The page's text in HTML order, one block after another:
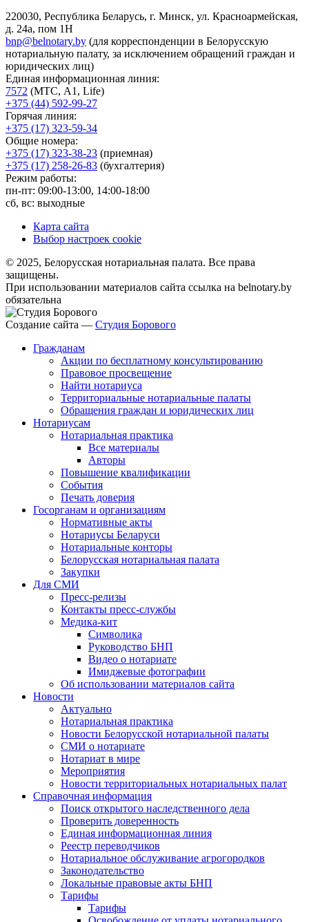
220030, Республика Беларусь, г. Минск, ул. Красноармейская,
д. 24а, пом 1Н
bnp@belnotary.by (для корреспонденции в Белорусскую
нотариальную палату, за исключением обращений граждан и
юридических лиц)
Единая информационная линия:
7572 (МТС, A1, Life)
+375 (44) 592-99-27
Горячая линия:
+375 (17) 323-59-34
Общие номера:
+375 (17) 323-38-23 (приемная)
+375 (17) 258-26-83 (бухгалтерия)
Режим работы:
пн-пт: 09:00-13:00, 14:00-18:00
сб, вс: выходные
Карта сайта
Выбор настроек cookie
© 2025, Белорусская нотариальная палата. Все права
защищены.
При использовании материалов сайта ссылка на belnotary.by
обязательна
Создание сайта — Студия Борового
Гражданам
Акции по бесплатному консультированию
Правовое просвещение
Найти нотариуса
Территориальные нотариальные палаты
Обращения граждан и юридических лиц
Нотариусам
Нотариальная практика
Все материалы
Авторы
Повышение квалификации
События
Печать доверия
Госорганам и организациям
Нормативные акты
Нотариусы Беларуси
Нотариальные конторы
Белорусская нотариальная палата
Закупки
Для СМИ
Пресс-релизы
Контакты пресс-службы
Медика-кит
Символика
Руководство БНП
Видео о нотариате
Имиджевые фотографии
Об использовании материалов сайта
Новости
Актуально
Нотариальная практика
Новости Белорусской нотариальной палаты
СМИ о нотариате
Нотариат в мире
Мероприятия
Новости территориальных нотариальных палат
Справочная информация
Поиск открытого наследственного дела
Проверить доверенность
Единая информационная линия
Реестр переводчиков
Нотариальное обслуживание агрогородков
Законодательство
Локальные правовые акты БНП
Тарифы
Тарифы